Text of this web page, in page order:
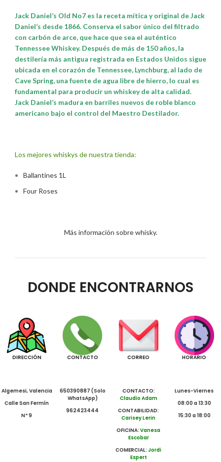
Jack Daniel’s Old No7 es la receta mítica y original de Jack
Daniel’s desde 1866. Conserva el sabor único del filtrado
con carbón de arce, que hace que sea el auténtico
Tennessee Whiskey. Después de más de 150 años, la
destilería más antigua registrada en Estados Unidos sigue
ubicada en el corazón de Tennessee, Lynchburg, al lado de
Cave Spring, una fuente de agua libre de hierro, lo cual es
fundamental para producir un whiskey de alta calidad.
Jack Daniel’s madura en barriles nuevos de roble blanco
americano bajo el control del Maestro Destilador.
Los mejores whiskys de nuestra tienda:
Ballantines 1L
Four Roses
Más información sobre whisky.
DONDE ENCONTRARNOS
DIRECCIÓN
Algemesi, Valencia
Calle San Fermín
Nº 9
CONTACTO
650390887 (Solo
WhatsApp)
962423444
CORREO
CONTACTO:
Claudio Adam
CONTABILIDAD:
Carisey Lerin
OFICINA:Vanesa
Escobar
COMERCIAL:Jordi
Espert
HORARIO
Lunes-Viernes
08:00 a 13:30
15:30 a 18:00